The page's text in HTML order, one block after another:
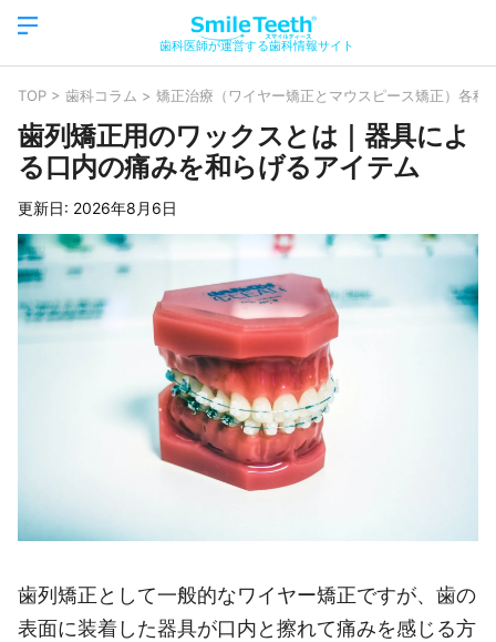
歯科医師が運営する歯科情報サイト
TOP > 歯科コラム > 矯正治療（ワイヤー矯正とマウスピース矯正）各種
歯列矯正用のワックスとは｜器具によ
る口内の痛みを和らげるアイテム
更新日: 2026年8月6日
歯列矯正として一般的なワイヤー矯正ですが、歯の
表面に装着した器具が口内と擦れて痛みを感じる方